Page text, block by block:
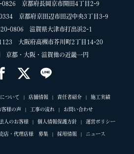
0826 京都府長岡京市開田4丁目2-9
京都府京田辺市田辺中央3丁目3-9
0806 滋賀県大津市打出浜2-1
大阪府高槻市芥川町2丁目14-20
京都・大阪・滋賀他の近畿一円
ついて 店舗情報 責任者紹介 施工実績
客様の声 工事の流れ お問い合わせ
人のお客様 個人情報保護方針 運営ポリシー
店・代理店様 募集 採用情報 ニュース